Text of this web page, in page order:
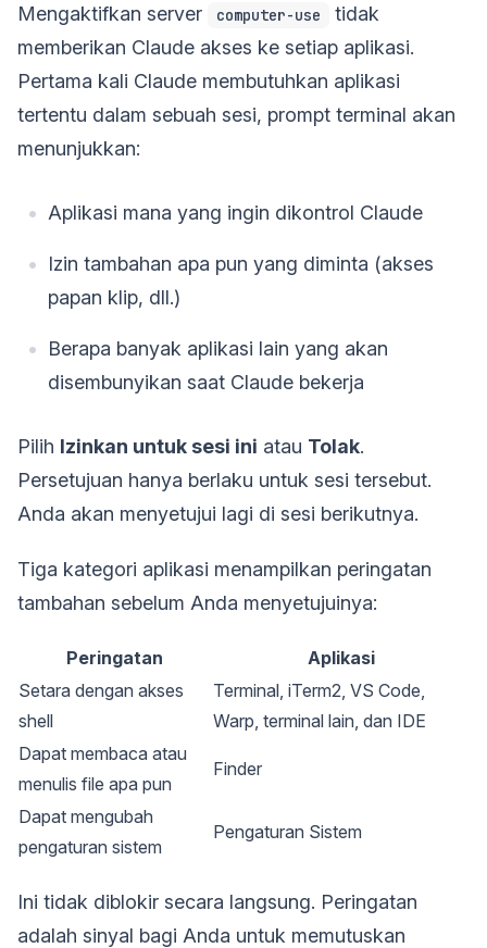
Mengaktifkan server computer-use
tidak
memberikan Claude akses ke setiap aplikasi.
Pertama kali Claude membutuhkan aplikasi
tertentu dalam sebuah sesi, prompt terminal akan
menunjukkan:
Aplikasi mana yang ingin dikontrol Claude
Izin tambahan apa pun yang diminta (akses
papan klip, dll.)
Berapa banyak aplikasi lain yang akan
disembunyikan saat Claude bekerja
Pilih Izinkan untuk sesi ini atau Tolak.
Persetujuan hanya berlaku untuk sesi tersebut.
Anda akan menyetujui lagi di sesi berikutnya.
Tiga kategori aplikasi menampilkan peringatan
tambahan sebelum Anda menyetujuinya:
Peringatan
Aplikasi
Setara dengan akses
shell
Terminal, iTerm2, VS Code,
Warp, terminal lain, dan IDE
Dapat membaca atau
menulis file apa pun
Finder
Dapat mengubah
pengaturan sistem
Pengaturan Sistem
Ini tidak diblokir secara langsung. Peringatan
adalah sinyal bagi Anda untuk memutuskan